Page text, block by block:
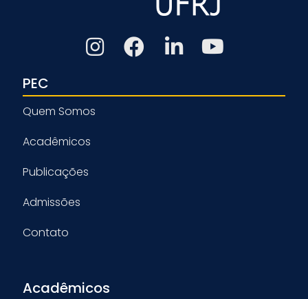
PEC
Quem Somos
Acadêmicos
Publicações
Admissões
Contato
Acadêmicos